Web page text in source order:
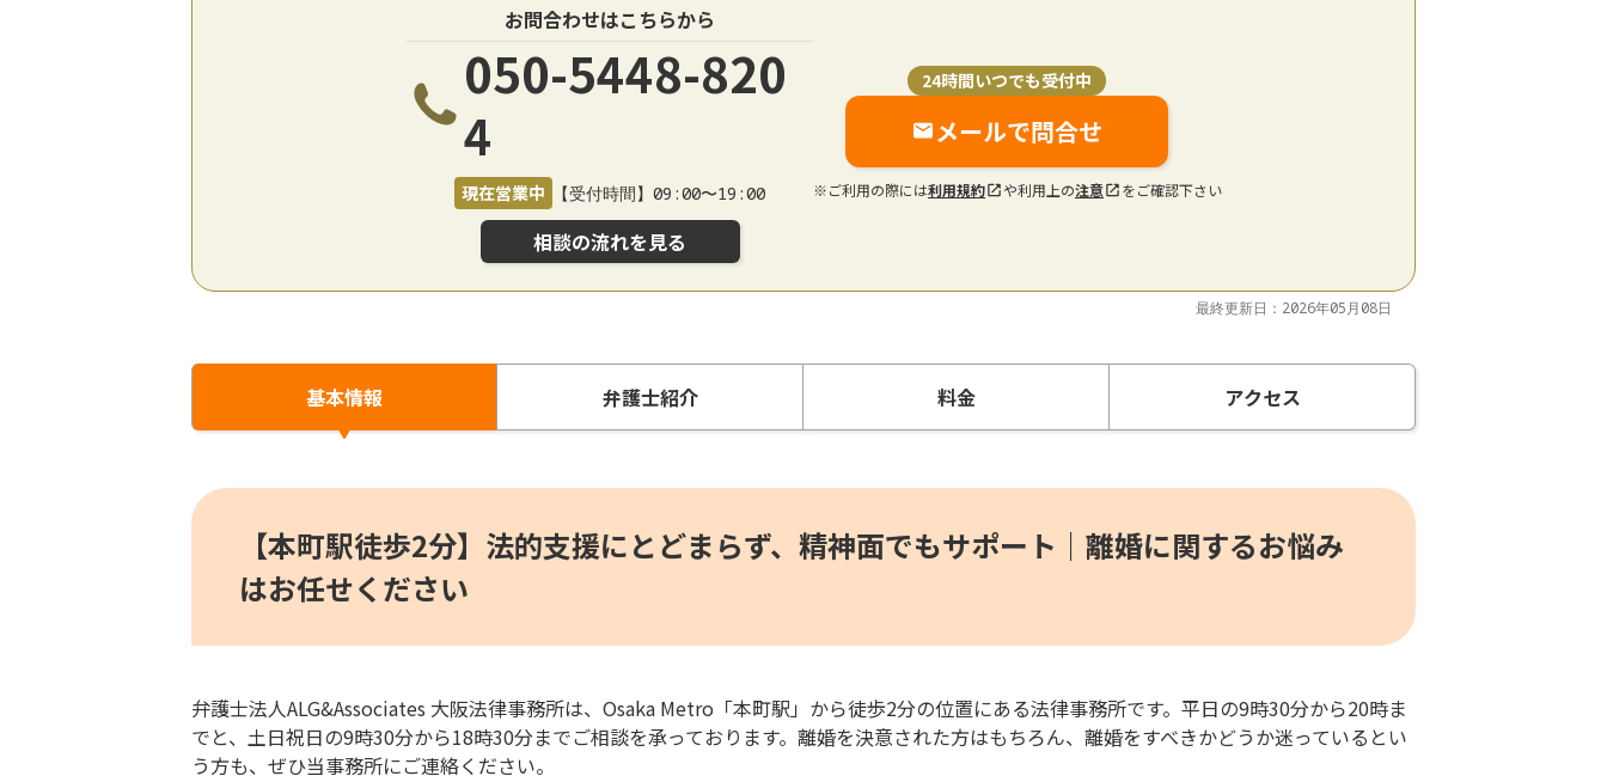
お問合わせはこちらから
050-5448-820
4
現在営業中 【受付時間】09:00〜19:00
相談の流れを見る
24時間いつでも受付中
メールで問合せ
※ご利用の際には利用規約 や利用上の注意 をご確認下さい
最終更新日：2026年05月08日
基本情報 弁護士紹介 料金 アクセス
【本町駅徒歩2分】法的支援にとどまらず、精神面でもサポート｜離婚に関するお悩み
はお任せください
弁護士法人ALG&Associates 大阪法律事務所は、Osaka Metro「本町駅」から徒歩2分の位置にある法律事務所です。平日の9時30分から20時ま
でと、土日祝日の9時30分から18時30分までご相談を承っております。離婚を決意された方はもちろん、離婚をすべきかどうか迷っているとい
う方も、ぜひ当事務所にご連絡ください。